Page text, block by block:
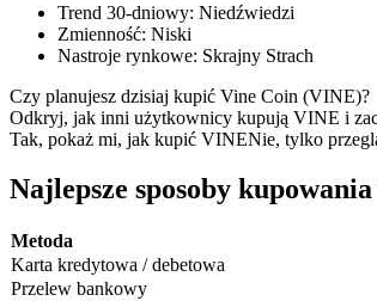
TradFi
Instrumenty pochodne na akcje, forex,
Trend 30-dniowy: Niedźwiedzi
Zmienność: Niski
Nastroje rynkowe: Skrajny Strach
Czy planujesz dzisiaj kupić Vine Coin (VINE)?
Odkryj, jak inni użytkownicy kupują VINE i
Tak, pokaż mi, jak kupić VINENie, tylko
Najlepsze sposoby
Metoda
Karta kredytowa / debetowa
Przelew bankowy